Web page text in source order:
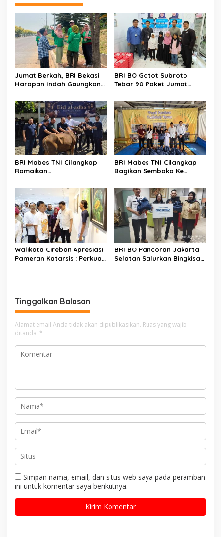
Jumat Berkah, BRI Bekasi
Harapan Indah Gaungkan
Box
BRI BO Gatot Subroto
Tebar 90 Paket Jumat
Khoirul Ittihad Jakarta
BRI Mabes TNI Cilangkap
Ramaikan
Sapi Pada Ratusan Warga
Sekitar Pasar Minggu
BRI Mabes TNI Cilangkap
Bagikan Sembako Ke
Cipayung Jakarta
Walikota Cirebon Apresiasi
Pameran Katarsis : Perkuat
BRI BO Pancoran Jakarta
Selatan Salurkan Bingkisan
Tinggalkan Balasan
Alamat email Anda tidak akan dipublikasikan. Ruas yang wajib
ditandai *
Simpan nama, email, dan situs web saya pada peramban
ini untuk komentar saya berikutnya.